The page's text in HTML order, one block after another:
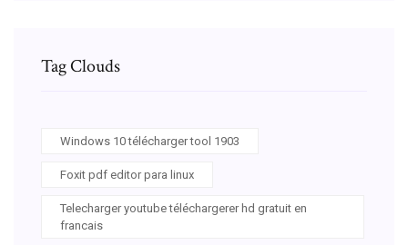
Tag Clouds
Windows 10 télécharger tool 1903
Foxit pdf editor para linux
Telecharger youtube téléchargerer hd gratuit en
francais